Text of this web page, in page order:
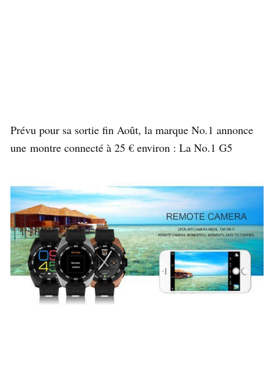
Prévu pour sa sortie fin Août, la marque No.1 annonce
une montre connecté à 25 € environ : La No.1 G5